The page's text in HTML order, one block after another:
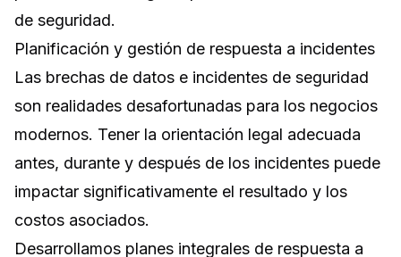
de seguridad.
Planificación y gestión de respuesta a incidentes
Las brechas de datos e incidentes de seguridad
son realidades desafortunadas para los negocios
modernos. Tener la orientación legal adecuada
antes, durante y después de los incidentes puede
impactar significativamente el resultado y los
costos asociados.
Desarrollamos planes integrales de respuesta a